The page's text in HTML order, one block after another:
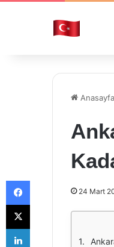
Anasayfa
24 Mart
Facebook
X
LinkedIn